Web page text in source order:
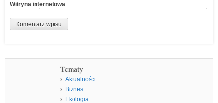
Witryna internetowa
Tematy
Aktualności
Biznes
Ekologia